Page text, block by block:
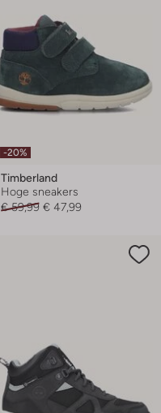
-20%
Timberland
Hoge sneakers
€ 59,99 € 47,99